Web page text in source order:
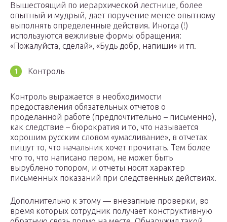
Вышестоящий по иерархической лестнице, более
опытный и мудрый, дает поручение менее опытному
выполнять определенные действия. Иногда (!)
используются вежливые формы обращения:
«Пожалуйста, сделай», «Будь добр, напиши» и тп.
Контроль
Контроль выражается в необходимости
предоставления обязательных отчетов о
проделанной работе (предпочтительно – письменно),
как следствие – бюрократия и то, что называется
хорошим русским словом «умасливание», в отчетах
пишут то, что начальник хочет прочитать. Тем более
что то, что написано пером, не может быть
вырублено топором, и отчеты носят характер
письменных показаний при следственных действиях.
Дополнительно к этому — внезапные проверки, во
время которых сотрудник получает конструктивную